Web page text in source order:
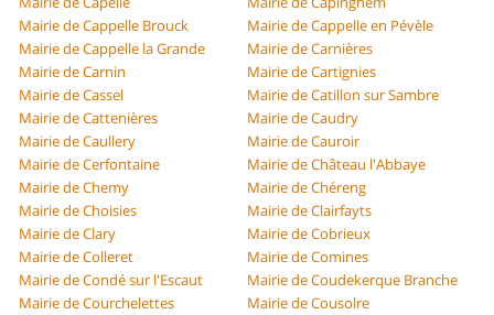
Mairie de Cappelle Brouck
Mairie de Cappelle en Pévèle
Mairie de Cappelle la Grande
Mairie de Carnières
Mairie de Carnin
Mairie de Cartignies
Mairie de Cassel
Mairie de Catillon sur Sambre
Mairie de Cattenières
Mairie de Caudry
Mairie de Caullery
Mairie de Cauroir
Mairie de Cerfontaine
Mairie de Château l'Abbaye
Mairie de Chemy
Mairie de Chéreng
Mairie de Choisies
Mairie de Clairfayts
Mairie de Clary
Mairie de Cobrieux
Mairie de Colleret
Mairie de Comines
Mairie de Condé sur l'Escaut
Mairie de Coudekerque Branche
Mairie de Courchelettes
Mairie de Cousolre